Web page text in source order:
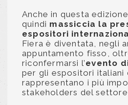
Anche in questa
quindi massiccia la
espositori
Fiera è diventata, negli
appuntamento fisso,
riconfermarsi l’evento
per gli espositori italiani
rappresentano i più
stakeholders del